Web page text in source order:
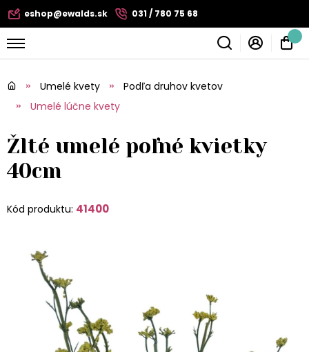
eshop@ewalds.sk 031 / 780 75 68
Umelé kvety
Podľa druhov kvetov
Umelé lúčne kvety
Žlté umelé poľné kvietky
40cm
Kód produktu: 41400